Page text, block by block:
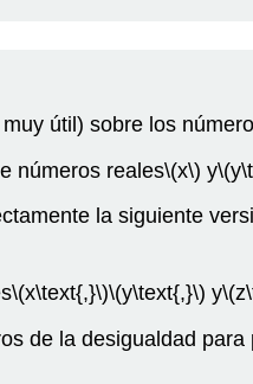
útil) sobre los
números reales\(x\) y
la siguiente
\(x\text{,}\)\(y\text{,}\) y
de la desigualdad